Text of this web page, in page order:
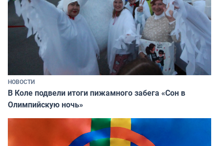
НОВОСТИ
В Коле подвели итоги пижамного забега «Сон в
Олимпийскую ночь»